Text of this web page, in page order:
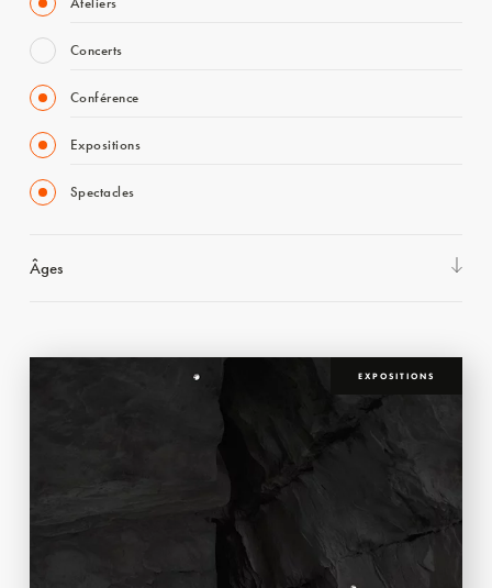
Concerts
Conférence
Expositions
Spectacles
Âges
EXPOSITIONS